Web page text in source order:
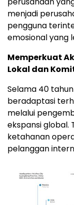
menjadi
pengguna
emosional yang
Memperkuat
Lokal dan
Selama 40
beradaptasi
melalui
ekspansi
ketahanan
pelanggan